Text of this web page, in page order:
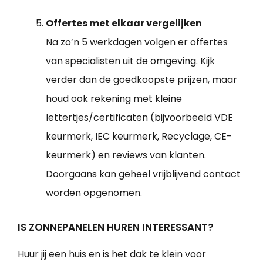
Offertes met elkaar vergelijken
Na zo’n 5 werkdagen volgen er offertes
van specialisten uit de omgeving. Kijk
verder dan de goedkoopste prijzen, maar
houd ook rekening met kleine
lettertjes/certificaten (bijvoorbeeld VDE
keurmerk, IEC keurmerk, Recyclage, CE-
keurmerk) en reviews van klanten.
Doorgaans kan geheel vrijblijvend contact
worden opgenomen.
IS ZONNEPANELEN HUREN INTERESSANT?
Huur jij een huis en is het dak te klein voor